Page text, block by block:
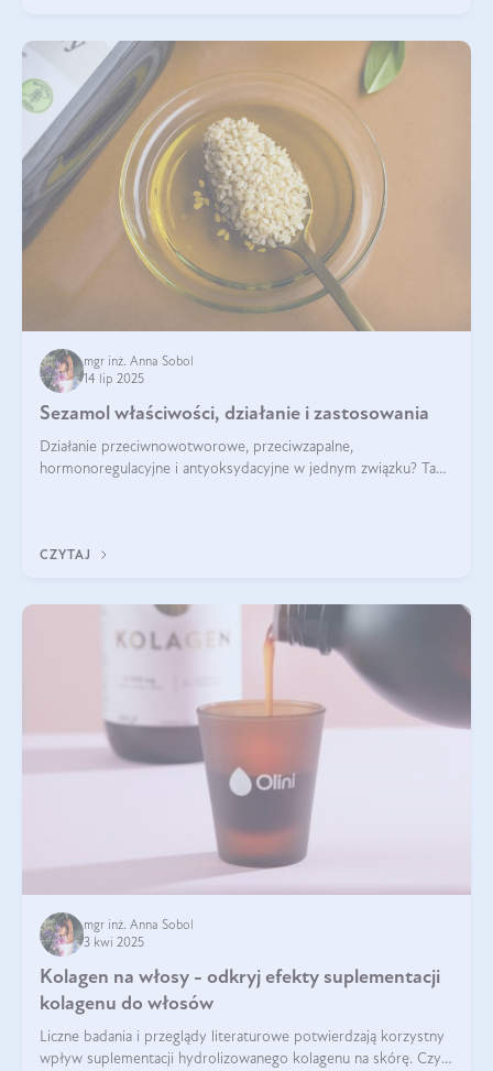
mgr inż. Anna Sobol
14 lip 2025
Sezamol właściwości, działanie i zastosowania
Działanie przeciwnowotworowe, przeciwzapalne,
hormonoregulacyjne i antyoksydacyjne w jednym związku? Tak
CZYTAJ
mgr inż. Anna Sobol
3 kwi 2025
Kolagen na włosy - odkryj efekty suplementacji
kolagenu do włosów
Liczne badania i przeglądy literaturowe potwierdzają korzystny
wpływ suplementacji hydrolizowanego kolagenu na skórę. Czy